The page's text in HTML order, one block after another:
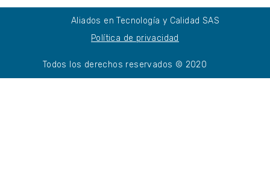
Aliados en Tecnología y Calidad SAS
Política de privacidad
Todos los derechos reservados © 2020